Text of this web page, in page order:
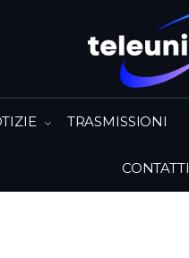
TRASMISSIONI
CONTATTI